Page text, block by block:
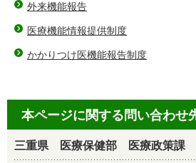
外来機能報告
医療機能情報提供制度
かかりつけ医機能報告制度
本ページに関する問い合わせ
三重県 医療保健部 医療政策課